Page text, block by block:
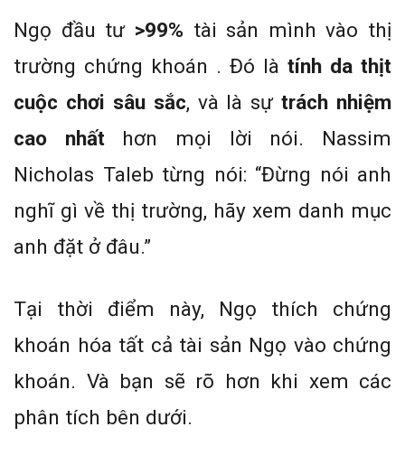
Ngọ đầu tư >99% tài sản mình vào thị
trường chứng khoán . Đó là tính da thịt
cuộc chơi sâu sắc, và là sựtrách nhiệm
cao nhấthơn mọi lời nói. Nassim
Nicholas Taleb từng nói: “Đừng nói anh
nghĩ gì về thị trường, hãy xem danh mục
anh đặt ở đâu.”
Tại thời điểm này, Ngọ thích chứng
khoán hóa tất cả tài sản Ngọ vào chứng
khoán. Và bạn sẽ rõ hơn khi xem các
phân tích bên dưới.